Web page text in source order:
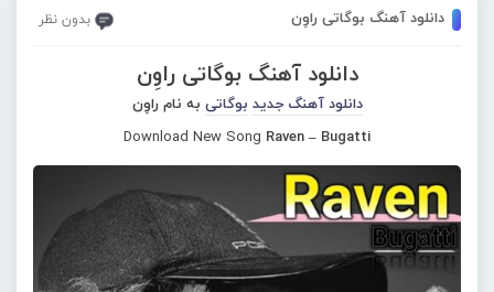
دانلود آهنگ بوگاتی راوِن بدون نظر
دانلود آهنگ بوگاتی راوِن
دانلود آهنگ جدید بوگاتی به نام راوِن
Download New Song Raven – Bugatti